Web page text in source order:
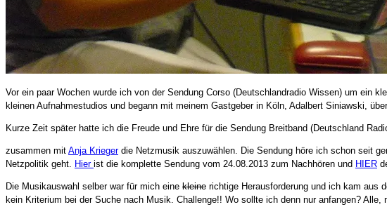
Vor ein paar Wochen wurde ich von der Sendung Corso (Deutschlandradio Wissen) um ein
kleinen Aufnahmestudios und begann mit meinem Gastgeber in Köln, Adalbert Siniawski,
Kurze Zeit später hatte ich die Freude und Ehre für die Sendung Breitband (Deutschland
zusammen mit Anja Kriegerdie Netzmusik auszuwählen. Die Sendung höre ich schon seit
Netzpolitik geht. Hier ist die komplette Sendung vom 24.08.2013 zum Nachhören und HIER
Die Musikauswahl selber war für mich eine kleine richtige Herausforderung und ich kam aus
kein Kriterium bei der Suche nach Musik. Challenge!! Wo sollte ich denn nur anfangen?